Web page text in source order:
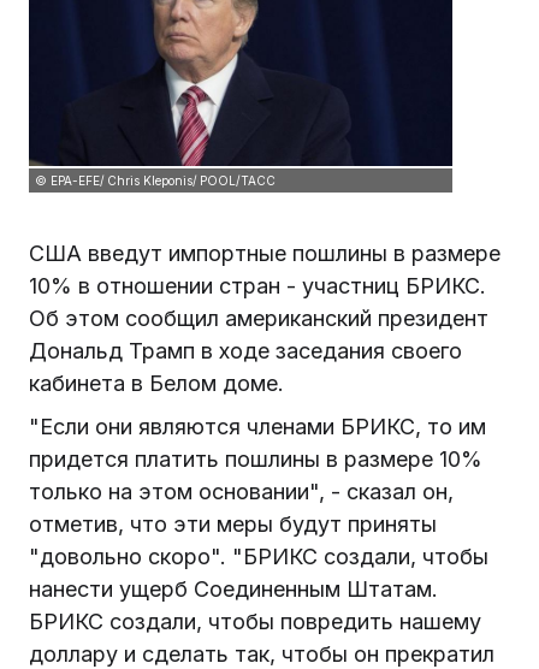
© EPA-EFE/ Chris Kleponis/ POOL/ТАСС
США введут импортные пошлины в размере
10% в отношении стран - участниц БРИКС.
Об этом сообщил американский президент
Дональд Трамп в ходе заседания своего
кабинета в Белом доме.
"Если они являются членами БРИКС, то им
придется платить пошлины в размере 10%
только на этом основании", - сказал он,
отметив, что эти меры будут приняты
"довольно скоро". "БРИКС создали, чтобы
нанести ущерб Соединенным Штатам.
БРИКС создали, чтобы повредить нашему
доллару и сделать так, чтобы он прекратил